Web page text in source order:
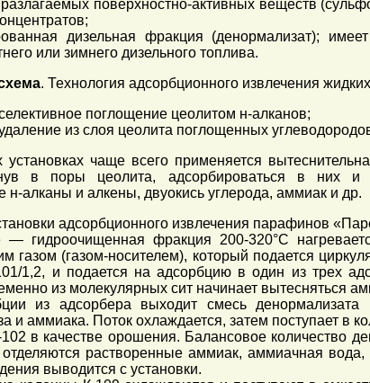
разлагаемых поверхностно-активных веществ
дизельная фракция (денормализат);
или зимнего дизельного топлива.
. Технология адсорбционного извлечения
поглощение цеолитом н-алканов;
из слоя цеолита поглощенных
чаще всего применяется
в поры цеолита, адсорбироваться в них и
н-алканы и алкены, двуокись углерода, аммиак и др.
адсорбционного извлечения парафинов
— гидроочищенная фракция 200-320°С
газом (газом-носителем), который подается
1,2, и подается на адсорбцию в один из трех
из молекулярных сит начинает вытесняться
из адсорбера выходит смесь
и аммиака. Поток охлаждается, затем поступает
в качестве орошения. Балансовое количество
отделяются растворенные аммиак, аммиачная
выводится с установки.